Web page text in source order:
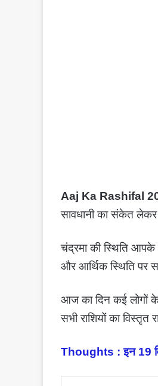
Aaj Ka Rashifal
सावधानी का संकेत
चंद्रमा की स्थिति आपके
और आर्थिक स्थिति पर
आज का दिन कई लोगों
सभी राशियों का विस्तृत
Thoughts : इन 19